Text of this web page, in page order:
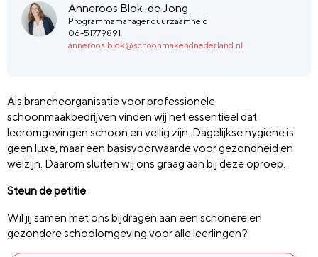
Anneroos Blok-de Jong
Programmamanager duurzaamheid
06-51779891
anneroos.blok@schoonmakendnederland.nl
Als brancheorganisatie voor professionele
schoonmaakbedrijven vinden wij het essentieel dat
leeromgevingen schoon en veilig zijn. Dagelijkse hygiëne is
geen luxe, maar een basisvoorwaarde voor gezondheid en
welzijn. Daarom sluiten wij ons graag aan bij deze oproep.
Steun de petitie
Wil jij samen met ons bijdragen aan een schonere en
gezondere schoolomgeving voor alle leerlingen?